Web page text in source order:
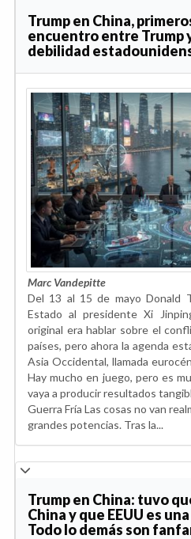
Trump en China,
encuentro entre Trump
debilidad
Marc Vandepitte
Del 13 al 15 de mayo Donald
Estado al presidente Xi
original era hablar sobre el
países, pero ahora la agenda
Asia Occidental, llamada
Hay mucho en juego, pero es
vaya a producir resultados
Guerra Fría Las cosas no van
grandes potencias. Tras la...
Trump en China: tuvo
China y que EEUU es
Todo lo demás son